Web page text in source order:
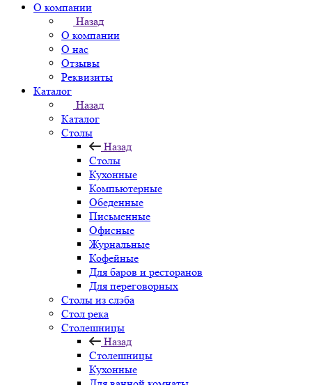
О компании
Назад
О компании
О нас
Отзывы
Реквизиты
Каталог
Назад
Каталог
Столы
Назад
Столы
Кухонные
Компьютерные
Обеденные
Письменные
Офисные
Журнальные
Кофейные
Для баров и ресторанов
Для переговорных
Столы из слэба
Стол река
Столешницы
Назад
Столешницы
Кухонные